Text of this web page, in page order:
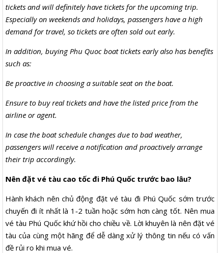
tickets and will definitely have tickets for the upcoming trip.
Especially on weekends and holidays, passengers have a high
demand for travel, so tickets are often sold out early.
In addition, buying Phu Quoc boat tickets early also has benefits
such as:
Be proactive in choosing a suitable seat on the boat.
Ensure to buy real tickets and have the listed price from the
airline or agent.
In case the boat schedule changes due to bad weather,
passengers will receive a notification and proactively arrange
their trip accordingly.
Nên đặt vé tàu cao tốc đi Phú Quốc trước bao lâu?
Hành khách nên chủ động đặt vé tàu đi Phú Quốc sớm trước
chuyến đi ít nhất là 1-2 tuần hoặc sớm hơn càng tốt. Nên mua
vé tàu Phú Quốc khứ hồi cho chiều về. Lời khuyên là nên đặt vé
tàu của cùng một hãng để dễ dàng xử lý thông tin nếu có vấn
đề rủi ro khi mua vé.